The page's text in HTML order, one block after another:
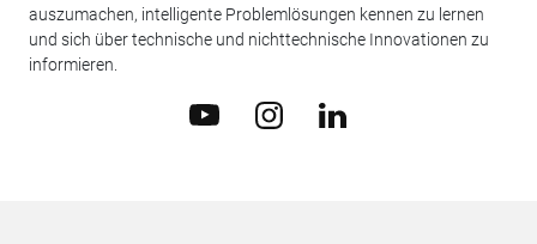
auszumachen, intelligente Problemlösungen kennen zu lernen
und sich über technische und nichttechnische Innovationen zu
informieren.